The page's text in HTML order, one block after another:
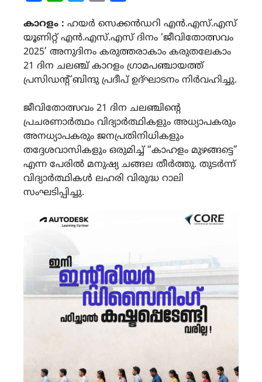
കാറളം : ഹയർ സെക്കൻഡറി എൻ.എസ്.എസ്
യൂണിറ്റ് എൻ.എസ്.എസ് ദിനം ‘ജീവിതോത്സവം
2025’ അനുദിനം കരുത്തരാകാം കരുതലേകാം
21 ദിന ചലഞ്ച് കാറളം ഗ്രാമപഞ്ചായത്ത്
പ്രസിഡന്റ് ബിന്ദു പ്രദീപ് ഉദ്ഘാടനം നിർവഹിച്ചു.
ജീവിതോത്സവം 21 ദിന ചലഞ്ചിന്റെ
പ്രചരണാർത്ഥം വിദ്യാർത്ഥികളും അധ്യാപകരും
അനധ്യാപകരും ജനപ്രതിനിധികളും
തദ്ദേശവാസികളും ഒരുമിച്ച് “കാഹളം മുഴങ്ങട്ടെ”
എന്ന പേരിൽ മനുഷ്യ ചങ്ങല തീർത്തു. തുടർന്ന്
വിദ്യാർത്ഥികൾ ലഹരി വിരുദ്ധ റാലി
സംഘടിപ്പിച്ചു.